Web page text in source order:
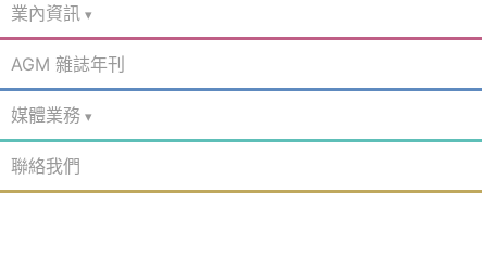
業內資訊
AGM 雜誌年刊
媒體業務
聯絡我們